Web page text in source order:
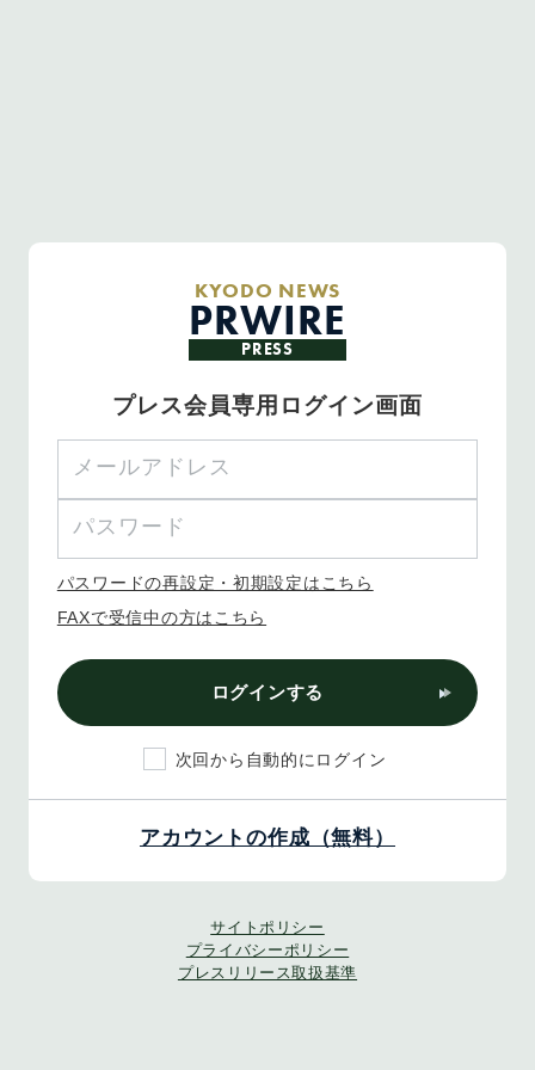
KYODO NEWS
PRWIRE
PRESS
プレス会員専用ログイン画面
パスワードの再設定・初期設定はこちら
FAXで受信中の方はこちら
ログインする
次回から自動的にログイン
アカウントの作成（無料）
サイトポリシー
プライバシーポリシー
プレスリリース取扱基準